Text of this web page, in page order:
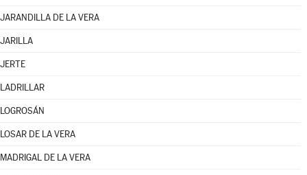
JARANDILLA DE LA VERA
JARILLA
JERTE
LADRILLAR
LOGROSÁN
LOSAR DE LA VERA
MADRIGAL DE LA VERA